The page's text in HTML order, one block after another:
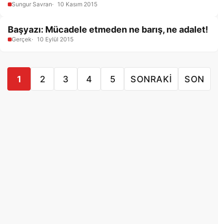
Sungur Savran 10 Kasım 2015
Başyazı: Mücadele etmeden ne barış, ne adalet!
Gerçek 10 Eylül 2015
1 2 3 4 5 SONRAKI SON